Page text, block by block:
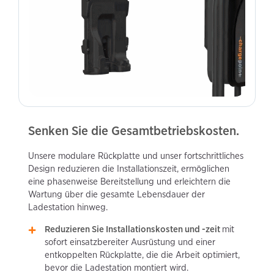
Senken Sie die Gesamtbetriebskosten.
Unsere modulare Rückplatte und unser fortschrittliches
Design reduzieren die Installationszeit, ermöglichen
eine phasenweise Bereitstellung und erleichtern die
Wartung über die gesamte Lebensdauer der
Ladestation hinweg.
Reduzieren Sie Installationskosten und -zeit mit
sofort einsatzbereiter Ausrüstung und einer
entkoppelten Rückplatte, die die Arbeit optimiert,
bevor die Ladestation montiert wird.